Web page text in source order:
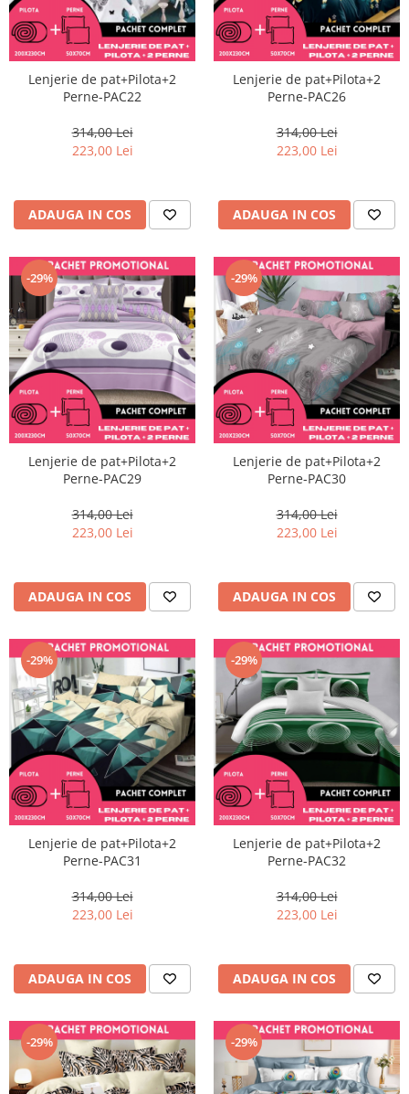
Lenjerie de pat+Pilota+2
Perne-PAC22
314,00 Lei
223,00 Lei
ADAUGA IN COS
Lenjerie de pat+Pilota+2
Perne-PAC26
314,00 Lei
223,00 Lei
ADAUGA IN COS
-29%
Lenjerie de pat+Pilota+2
Perne-PAC29
314,00 Lei
223,00 Lei
ADAUGA IN COS
-29%
Lenjerie de pat+Pilota+2
Perne-PAC30
314,00 Lei
223,00 Lei
ADAUGA IN COS
-29%
Lenjerie de pat+Pilota+2
Perne-PAC31
314,00 Lei
223,00 Lei
ADAUGA IN COS
-29%
Lenjerie de pat+Pilota+2
Perne-PAC32
314,00 Lei
223,00 Lei
ADAUGA IN COS
-29% -29%